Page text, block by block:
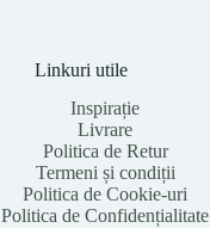
Linkuri utile
Inspirație
Livrare
Politica de Retur
Termeni și condiții
Politica de Cookie-uri
Politica de Confidențialitate